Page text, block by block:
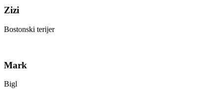
Zizi
Bostonski terijer
Mark
Bigl